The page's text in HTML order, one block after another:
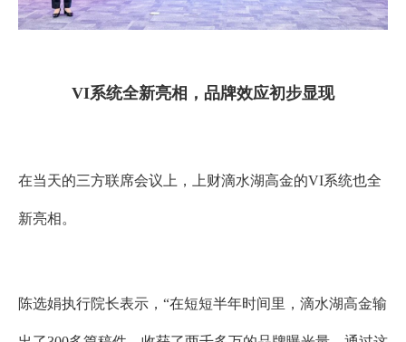
VI系统全新亮相，品牌效应初步显现
在当天的三方联席会议上， 上财滴水湖高金的VI系统也全
新亮相。
陈选娟执行院长表示， “在短短半年时间里，滴水湖高金输